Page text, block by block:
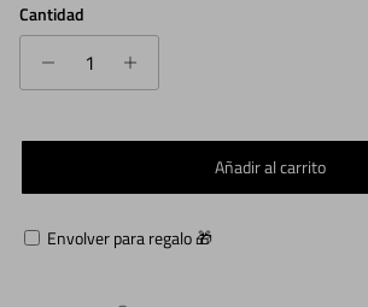
Cantidad
Añadir al carrito
Envolver para regalo 🎁